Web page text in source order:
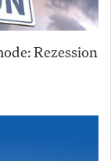
Rezession